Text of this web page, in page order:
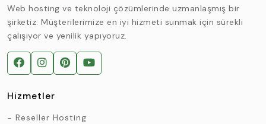
Web hosting ve teknoloji çözümlerinde uzmanlaşmış bir
şirketiz. Müşterilerimize en iyi hizmeti sunmak için sürekli
çalışıyor ve yenilik yapıyoruz.
Hizmetler
Reseller Hosting